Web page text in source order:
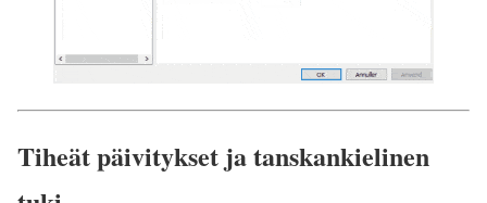
Tiheät päivitykset ja tanskankielinen